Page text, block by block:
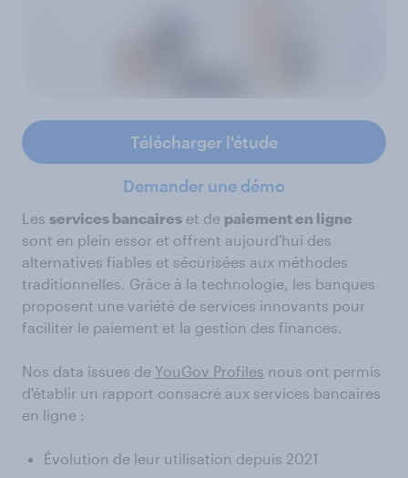
Télécharger l'étude
Demander une démo
Les services bancaires et de paiement en ligne
sont en plein essor et offrent aujourd'hui des
alternatives fiables et sécurisées aux méthodes
traditionnelles. Grâce à la technologie, les banques
proposent une variété de services innovants pour
faciliter le paiement et la gestion des finances.
Nos data issues de YouGov Profiles nous ont permis
d'établir un rapport consacré aux services bancaires
en ligne :
Évolution de leur utilisation depuis 2021